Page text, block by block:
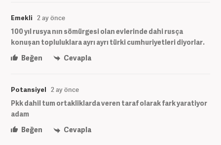
Emekli 2 ay önce
100 yıl rusya nın sömürgesi olan evlerinde dahi rusça
konuşan topluluklara ayrı ayrı türki cumhuriyetleri diyorlar.
Beğen
Cevapla
Potansiyel 2 ay önce
Pkk dahil tum ortakliklarda veren taraf olarak fark yaratiyor
adam
Beğen
Cevapla